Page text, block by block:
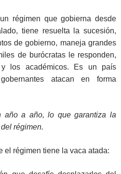
régimen que gobierna desde
tiene resuelta la sucesión,
de gobierno, maneja grandes
de burócratas le responden,
los académicos. Es un país
atacan en forma
año a año, lo que garantiza la
régimen.
el régimen tiene la vaca atada: